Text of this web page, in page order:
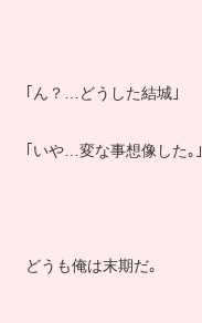
｢ん？…どうした結城｣
｢いや…変な事想像した｡｣
どうも俺は末期だ｡